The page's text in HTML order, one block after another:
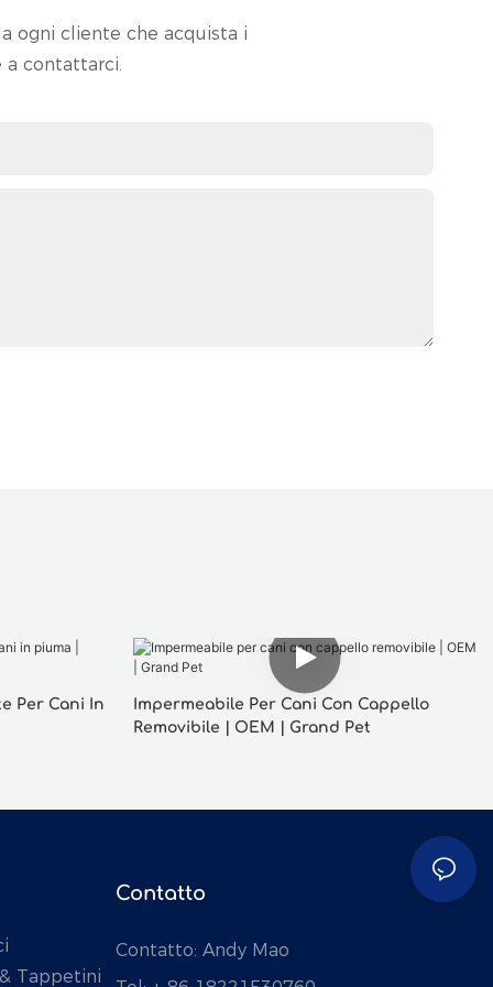
ogni cliente che acquista i
a contattarci.
Per Cani In
Impermeabile Per Cani Con Cappello
Removibile | OEM | Grand Pet
Tappetini
Contatto
Contatto: Andy Mao